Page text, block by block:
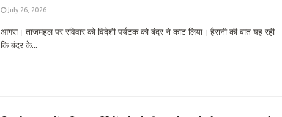
July 26, 2026
आगरा। ताजमहल पर रविवार को विदेशी पर्यटक को बंदर ने काट लिया। हैरानी की बात यह रही
कि बंदर के...